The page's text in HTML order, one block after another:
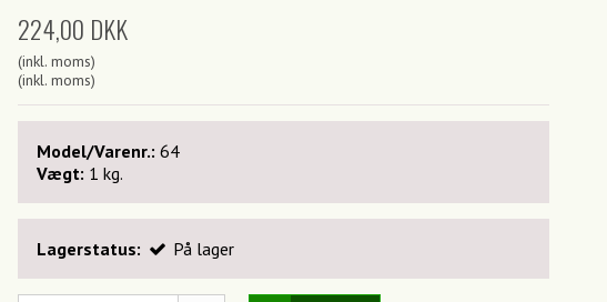
224,00 DKK
(inkl. moms)
(inkl. moms)
Model/Varenr.: 64
Vægt: 1 kg.
Lagerstatus: På lager